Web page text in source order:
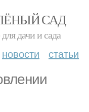
САД
для дачи и сада
новости статьи